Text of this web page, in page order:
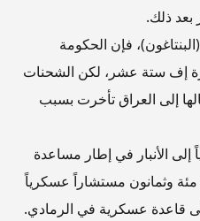
ذلك.
فإن الحكومة
إف ستة عشر، لكن الشحنات
إلى العراق تأخرت بسبب
الأنبار في إطار مساعدة
وثمانون مستشاراً عسكرياً
قاعدة عسكرية في الرمادي.